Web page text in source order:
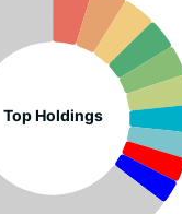
Top Holdings